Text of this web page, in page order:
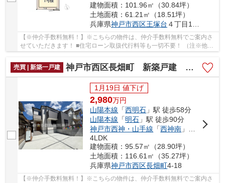
建物面積：101.96㎡（30.84坪）
土地面積：61.21㎡（18.51坪）
兵庫県神戸市西区王塚台 ４丁目16-9
【※仲介手数料無料！】※こちらの物件は、仲介手数料無料でご案内さ
せていただきます！ ■住宅ローン取扱代行料等も一切不要！ （注※他社
では事務手数料として5万円～10万円必要な場合が...
売買 | 新築一戸建
神戸市西区長畑町 新築戸建 仲介手数料無料！
1月19日 値下げ
2,980万円
山陽本線 「西明石 」駅 徒歩58分
山陽本線 「明石 」駅 徒歩90分
神戸市西神・山手線 「西神南 」駅 徒歩64分
4LDK
建物面積：95.57㎡（28.90坪）
土地面積：116.61㎡（35.27坪）
兵庫県神戸市西区長畑町4-18
【※仲介手数料無料！】※こちらの物件は、仲介手数料無料でご案内さ